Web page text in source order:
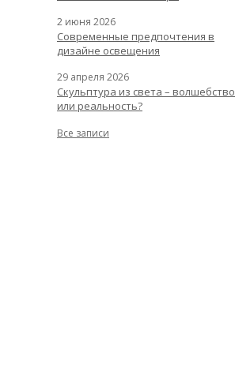
2 июня 2026
Современные предпочтения в
дизайне освещения
29 апреля 2026
Скульптура из света – волшебство
или реальность?
Все записи